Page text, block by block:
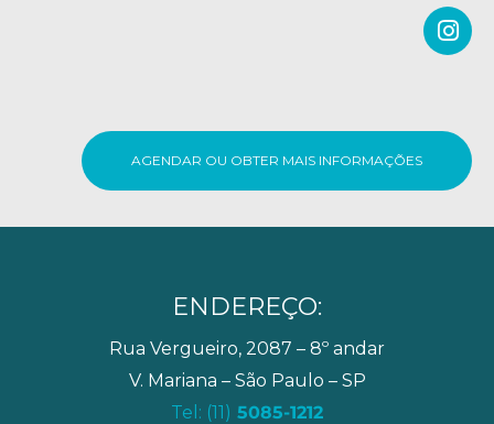
I
n
s
g
a
AGENDAR OU OBTER MAIS INFORMAÇÕES
ENDEREÇO:
Rua Vergueiro, 2087 – 8º andar
V. Mariana – São Paulo – SP
Tel: (11) 5085-1212